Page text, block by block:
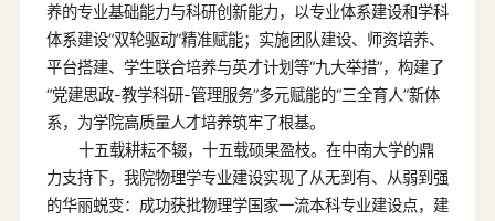
养的专业基础能力与科研创新能力，以专业体系建设和学科
体系建设“双轮驱动”精准赋能；实施团队建设、师资培养、
平台搭建、学生联合培养与英才计划等“九大举措”，构建了
“党建思政-教学科研-管理服务”多元赋能的“三全育人”新体
系，为学院高质量人才培养筑牢了根基。
十五载耕耘不辍，十五载硕果盈枝。在中南大学的鼎
力支持下，我院物理学专业建设实现了从无到有、从弱到强
的华丽蜕变：成功获批物理学国家一流本科专业建设点，建